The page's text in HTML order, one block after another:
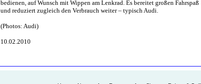
bedienen, auf Wunsch mit Wippen am Lenkrad. Es bereitet großen Fahrspaß
und reduziert zugleich den Verbrauch weiter – typisch Audi.
(Photos: Audi)
10.02.2010